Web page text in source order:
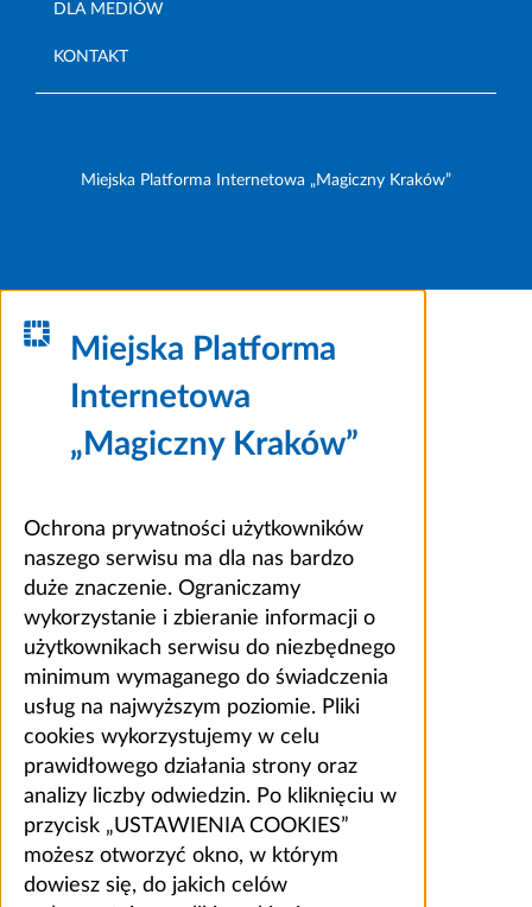
DLA MEDIÓW
KONTAKT
Miejska Platforma Internetowa „Magiczny Kraków”
Miejska Platforma
Internetowa
„Magiczny Kraków”
Ochrona prywatności użytkowników
naszego serwisu ma dla nas bardzo
duże znaczenie. Ograniczamy
wykorzystanie i zbieranie informacji o
użytkownikach serwisu do niezbędnego
minimum wymaganego do świadczenia
usług na najwyższym poziomie. Pliki
cookies wykorzystujemy w celu
prawidłowego działania strony oraz
analizy liczby odwiedzin. Po kliknięciu w
przycisk „USTAWIENIA COOKIES”
możesz otworzyć okno, w którym
dowiesz się, do jakich celów